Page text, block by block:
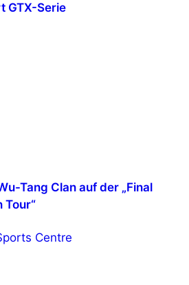
GTX-Serie
Tang Clan auf der „Final
Tour“